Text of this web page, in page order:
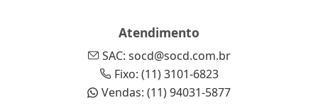
Atendimento
SAC: socd@socd.com.br
Fixo: (11) 3101-6823
Vendas: (11) 94031-5877